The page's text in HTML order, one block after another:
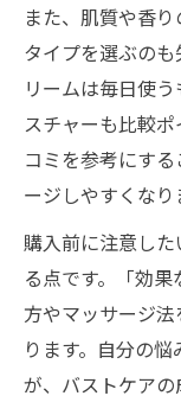
を実感
効果な
ーム見
市販バ
に引き
ドラッ
ムの使
バス
ベーシ
バストケア
準
また、肌質や香
タイプを選ぶの
リームは毎日使
スチャーも比較
コミを参考にす
ージしやすくなり
購入前に注意し
る点です。「効
方やマッサージ
ります。自分の
が、バストケアの